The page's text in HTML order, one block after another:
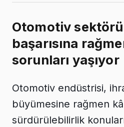
Otomotiv
başarısına
sorunları yaşıyor
Otomotiv endüstrisi,
büyümesine rağmen
sürdürülebilirlik